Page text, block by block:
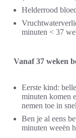
Helderrood
minuten < 37
Vanaf 37 weken
Eerste kind:
minuten komen
nemen toe in
Ben je al eens
minuten weeën